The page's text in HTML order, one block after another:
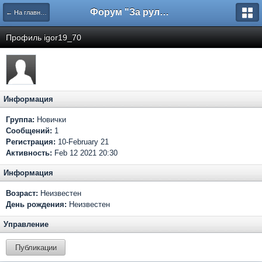
← На главную Форум "За рулем"
Профиль igor19_70
Информация
Группа: Новички
Сообщений: 1
Регистрация: 10-February 21
Активность: Feb 12 2021 20:30
Информация
Возраст: Неизвестен
День рождения: Неизвестен
Управление
Публикации